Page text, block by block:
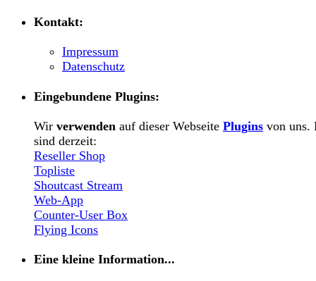
Kontakt:
Impressum
Datenschutz
Eingebundene Plugins:
Wir verwenden auf dieser Webseite Plugins von uns.
sind derzeit:
Reseller Shop
Topliste
Shoutcast Stream
Web-App
Counter-User Box
Flying Icons
Eine kleine Information...